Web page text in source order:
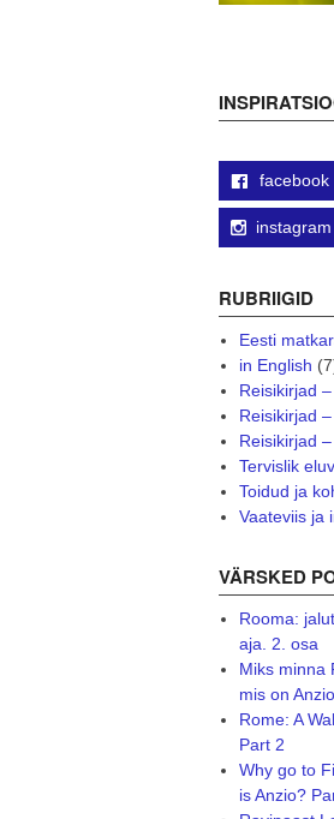
facebook
instagram
RUBRIIGID
Eesti
in English
Reisikirjad
Reisikirjad
Reisikirjad
Tervislik
Toidud ja
Vaateviis ja
VÄRSKED
Rooma:
aja. 2. osa
Miks minna
mis on
Rome: A
Part 2
Why go to
is Anzio?